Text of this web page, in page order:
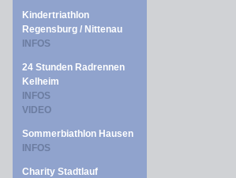
Kindertriathlon
Regensburg / Nittenau
INFOS
24 Stunden Radrennen
Kelheim
INFOS
VIDEO
Sommerbiathlon Hausen
INFOS
Charity Stadtlauf